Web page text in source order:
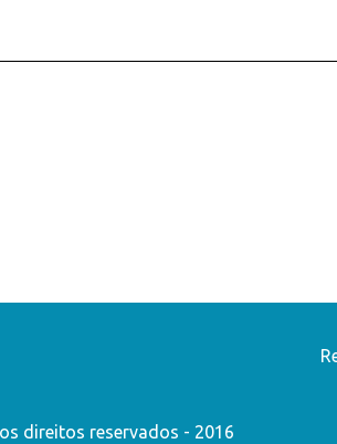
direitos reservados - 2016